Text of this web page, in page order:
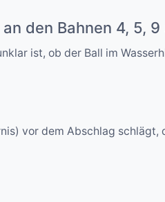
den Bahnen 4, 5, 9
ist, ob der Ball im
vor dem Abschlag schlägt,